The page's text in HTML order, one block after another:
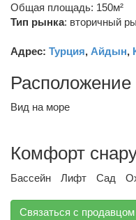
Общая площадь: 150м²
Тип рынка: вторичный
Адрес: Турция, Айдын,
Расположение
Вид на море
Комфорт
Бассейн Лифт Сад
Связаться с продавцом